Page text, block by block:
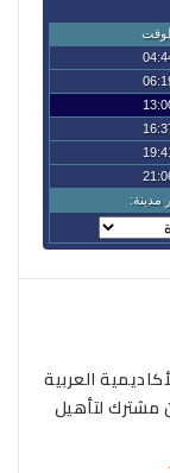
العربية
مشترك لتأهيل